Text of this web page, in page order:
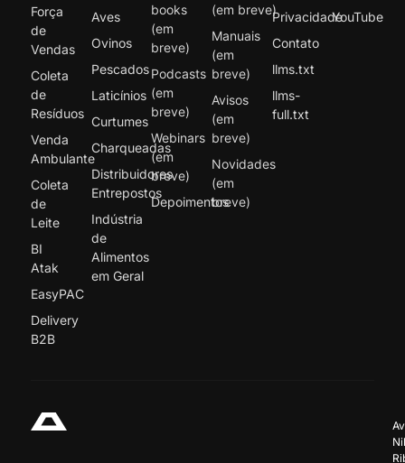
Força
de
Vendas
Coleta
de
Resíduos
Venda
Ambulante
Coleta
de
Leite
BI
Atak
EasyPAC
Delivery
B2B
Aves
Ovinos
Pescados
Laticínios
Curtumes
Charqueadas
Distribuidores
Entrepostos
Indústria
de
Alimentos
em Geral
books
(em
breve)
Podcasts
(em
breve)
Webinars
(em
breve)
Depoimentos
(em breve)
Manuais
(em
breve)
Avisos
(em
breve)
Novidades
(em
breve)
Privacidade
Contato
llms.txt
llms-
full.txt
YouTube